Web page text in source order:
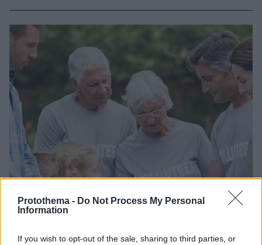
Protothema - Do Not Process My Personal
Information
If you wish to opt-out of the sale, sharing to third parties, or